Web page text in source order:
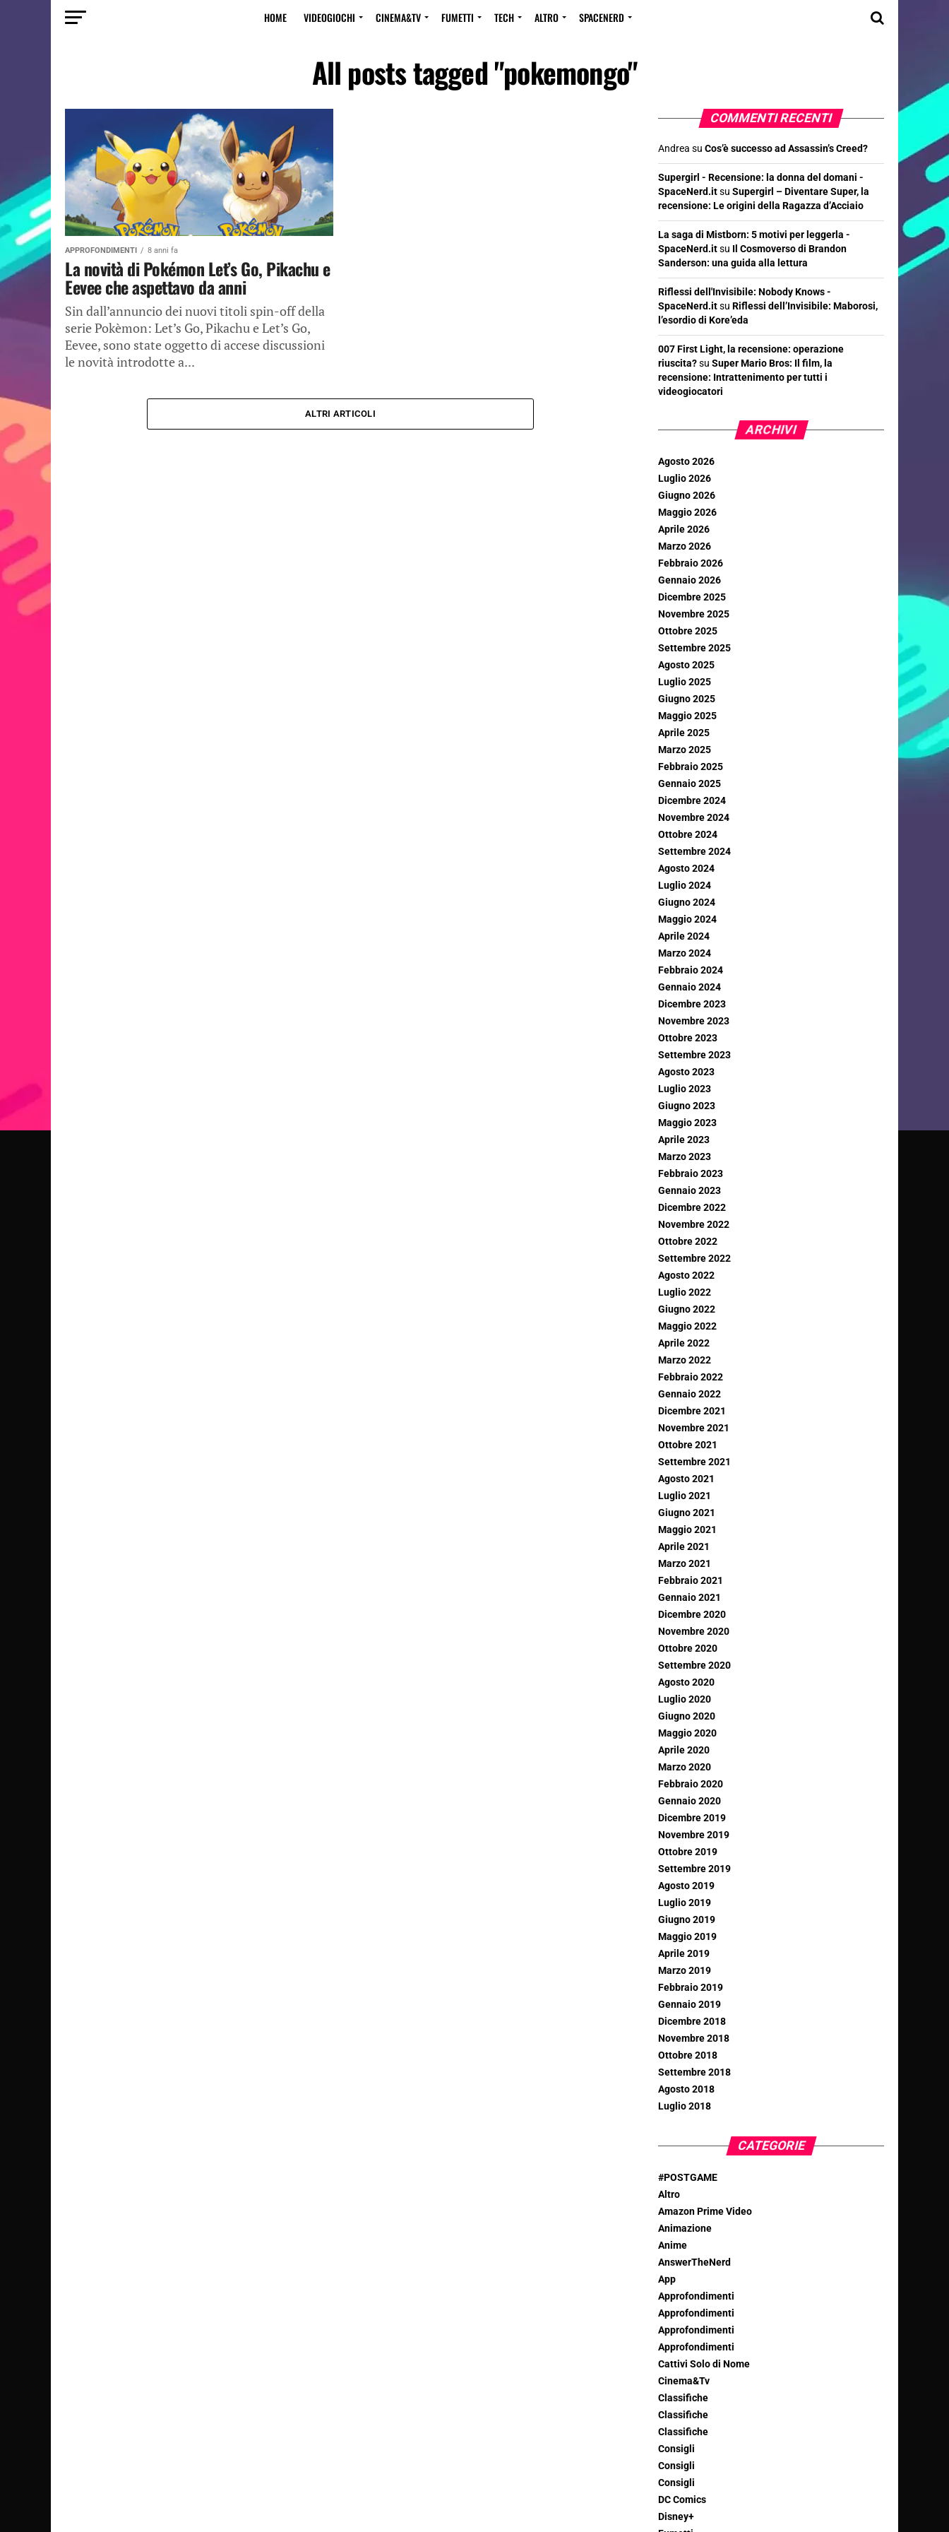
HOME VIDEOGIOCHI CINEMA&TV FUMETTI TECH ALTRO SPACENERD
All posts tagged "pokemongo"
APPROFONDIMENTI 8 anni fa
La novità di Pokémon Let’s Go, Pikachu e
Eevee che aspettavo da anni
Sin dall’annuncio dei nuovi titoli spin-off della
serie Pokèmon: Let’s Go, Pikachu e Let’s Go,
Eevee, sono state oggetto di accese discussioni
le novità introdotte a...
ALTRI ARTICOLI
COMMENTI RECENTI
Andrea su Cos’è successo ad Assassin’s Creed?
Supergirl - Recensione: la donna del domani -
SpaceNerd.itsu Supergirl – Diventare Super, la
recensione: Le origini della Ragazza d’Acciaio
La saga di Mistborn: 5 motivi per leggerla -
SpaceNerd.itsu Il Cosmoverso di Brandon
Sanderson: una guida alla lettura
Riflessi dell'Invisibile: Nobody Knows -
SpaceNerd.itsu Riflessi dell’Invisibile: Maborosi,
l’esordio di Kore’eda
007 First Light, la recensione: operazione
riuscita?su Super Mario Bros: Il film, la
recensione: Intrattenimento per tutti i
videogiocatori
ARCHIVI
Agosto 2026
Luglio 2026
Giugno 2026
Maggio 2026
Aprile 2026
Marzo 2026
Febbraio 2026
Gennaio 2026
Dicembre 2025
Novembre 2025
Ottobre 2025
Settembre 2025
Agosto 2025
Luglio 2025
Giugno 2025
Maggio 2025
Aprile 2025
Marzo 2025
Febbraio 2025
Gennaio 2025
Dicembre 2024
Novembre 2024
Ottobre 2024
Settembre 2024
Agosto 2024
Luglio 2024
Giugno 2024
Maggio 2024
Aprile 2024
Marzo 2024
Febbraio 2024
Gennaio 2024
Dicembre 2023
Novembre 2023
Ottobre 2023
Settembre 2023
Agosto 2023
Luglio 2023
Giugno 2023
Maggio 2023
Aprile 2023
Marzo 2023
Febbraio 2023
Gennaio 2023
Dicembre 2022
Novembre 2022
Ottobre 2022
Settembre 2022
Agosto 2022
Luglio 2022
Giugno 2022
Maggio 2022
Aprile 2022
Marzo 2022
Febbraio 2022
Gennaio 2022
Dicembre 2021
Novembre 2021
Ottobre 2021
Settembre 2021
Agosto 2021
Luglio 2021
Giugno 2021
Maggio 2021
Aprile 2021
Marzo 2021
Febbraio 2021
Gennaio 2021
Dicembre 2020
Novembre 2020
Ottobre 2020
Settembre 2020
Agosto 2020
Luglio 2020
Giugno 2020
Maggio 2020
Aprile 2020
Marzo 2020
Febbraio 2020
Gennaio 2020
Dicembre 2019
Novembre 2019
Ottobre 2019
Settembre 2019
Agosto 2019
Luglio 2019
Giugno 2019
Maggio 2019
Aprile 2019
Marzo 2019
Febbraio 2019
Gennaio 2019
Dicembre 2018
Novembre 2018
Ottobre 2018
Settembre 2018
Agosto 2018
Luglio 2018
CATEGORIE
#POSTGAME
Altro
Amazon Prime Video
Animazione
Anime
AnswerTheNerd
App
Approfondimenti
Approfondimenti
Approfondimenti
Approfondimenti
Cattivi Solo di Nome
Cinema&Tv
Classifiche
Classifiche
Classifiche
Consigli
Consigli
Consigli
DC Comics
Disney+